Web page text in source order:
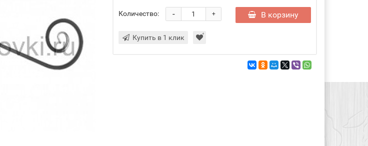
Количество: +
- В корзину
Купить в 1 клик